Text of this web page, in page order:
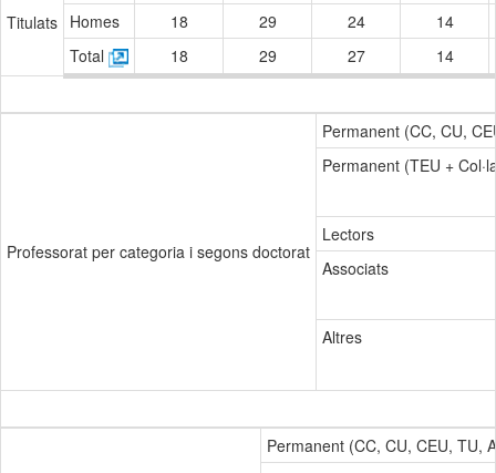
Titulats Homes
18 29 24
14
Total
18 29 27 14
Professorat per categoria i segons doctorat
Permanent (CC, CU,
Permanent (TEU +
Lectors
Associats
Altres
Permanent (CC, CU, CEU, TU,